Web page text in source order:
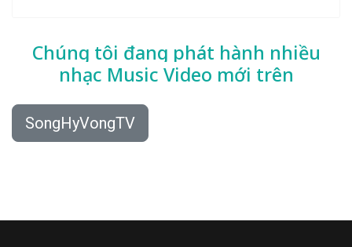
Chúng tôi đang phát hành nhiều
nhạc Music Video mới trên
SongHyVongTV